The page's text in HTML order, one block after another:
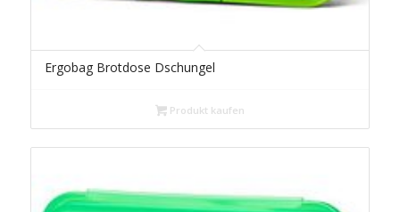
Ergobag Brotdose Dschungel
Produkt kaufen